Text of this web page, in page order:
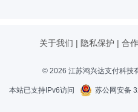
关于我们 | 隐私保护 | 合
© 2026 江苏鸿兴达支付科技
本站已支持IPv6访问 苏公网安备